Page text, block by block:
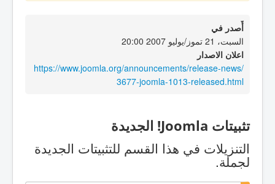
أٌصدر في
السبت، 21 تموز/يوليو 2007 20:00
اعلان الاصدار
https://www.joomla.org/announcements/release-news/
3677-joomla-1013-released.html
تثبيتات Joomla! الجديدة
التنزيلات في هذا القسم للتثبيتات الجديدة
لجملة.